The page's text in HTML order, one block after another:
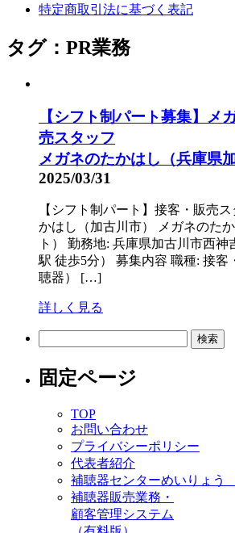
特定商取引法に基づく表記
タグ：PR業務
【シフト制パート募集】メ
売スタッフ
メガネのたかはし（兵庫県
2025/03/31
【シフト制パート】接客・販売
かはし（加古川市） メガネのた
ト） 勤務地: 兵庫県加古川市西神
駅 徒歩5分） 募集内容 職種: 接客
聴器） […]
詳しく見る
固定ページ
TOP
お問い合わせ
プライバシーポリシー
代表者紹介
補聴器センターめいりょ
補聴器販売業務・
顧客管理システム